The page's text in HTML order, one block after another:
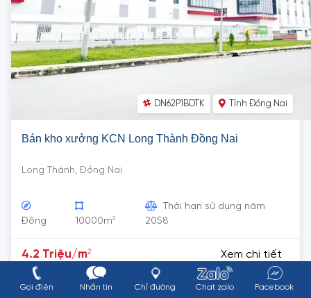
DN62P1BDTK Tỉnh Đồng Nai
Bán kho xưởng KCN Long Thành Đồng Nai
Long Thành, Đồng Nai
Đông 10000m2
Thời hạn sử dụng năm
2058
4.2 Triệu/m2 Xem chi tiết
Gọi điện Nhắn tin Chỉ đường Chat zalo Facebook